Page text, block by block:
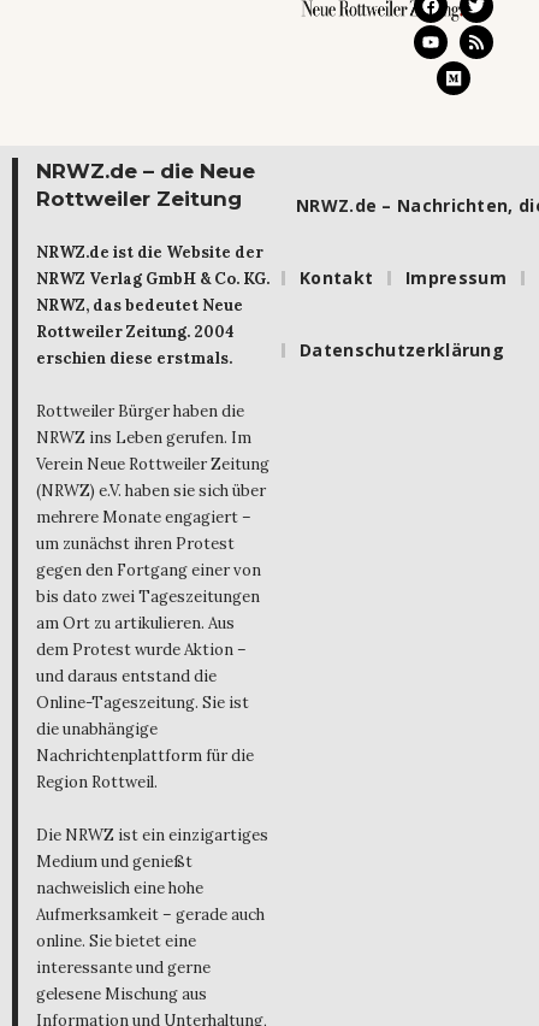
NRWZ.de – die Neue
Rottweiler Zeitung
NRWZ.de ist die Website der
NRWZ Verlag GmbH & Co. KG.
NRWZ, das bedeutet Neue
Rottweiler Zeitung. 2004
erschien diese erstmals.
Rottweiler Bürger haben die
NRWZ ins Leben gerufen. Im
Verein Neue Rottweiler Zeitung
(NRWZ) e.V. haben sie sich über
mehrere Monate engagiert –
um zunächst ihren Protest
gegen den Fortgang einer von
bis dato zwei Tageszeitungen
am Ort zu artikulieren. Aus
dem Protest wurde Aktion –
und daraus entstand die
Online-Tageszeitung. Sie ist
die unabhängige
Nachrichtenplattform für die
Region Rottweil.
Die NRWZ ist ein einzigartiges
Medium und genießt
nachweislich eine hohe
Aufmerksamkeit – gerade auch
online. Sie bietet eine
interessante und gerne
gelesene Mischung aus
Information und Unterhaltung,
NRWZ.de – Nachrichten,
Kontakt Impressum
Datenschutzerklärung